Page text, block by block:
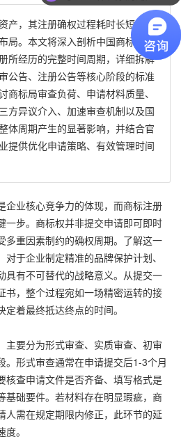
产，其注册确权过程耗时长短直接
局。本文将深入剖析中国商标注册
所经历的完整时间周期，详细拆解
公告、注册公告等核心阶段的标准
商标局审查负荷、申请材料质量、
方异议介入、加速审查机制以及国
体周期产生的显著影响，并结合官
提供优化申请策略、有效管理时间
企业核心竞争力的体现，而商标注册
一步。商标权并非提交申请即可即时
多重因素制约的确权周期。了解这一
于企业制定精准的品牌保护计划、
具有不可替代的战略意义。从提交一
书，整个过程宛如一场精密运转的接
着最终抵达终点的时间。
主要分为形式审查、实质审查、初审
。形式审查通常在申请提交后1-3个月
核查申请文件是否齐备、填写格式是
基础要件。若材料存在明显瑕疵，商
人需在规定期限内修正，此环节的延
。